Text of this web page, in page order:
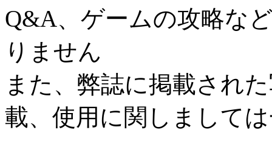
Q&A、ゲームの攻略な
りません
また、弊誌に掲載され
載、使用に関しまして